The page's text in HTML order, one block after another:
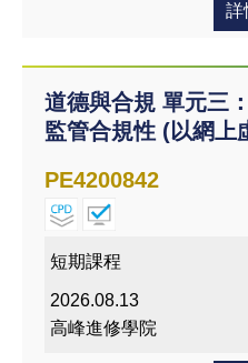
詳
道德與合規 單元三
監管合規性 (以網上
PE4200842
短期課程
2026.08.13
高峰進修學院